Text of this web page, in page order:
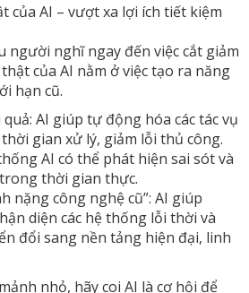
của AI – vượt xa lợi ích tiết kiệm
người nghĩ ngay đến việc cắt giảm
của AI nằm ở việc tạo ra năng
hạn cũ.
AI giúp tự động hóa các tác vụ
gian xử lý, giảm lỗi thủ công.
AI có thể phát hiện sai sót và
thời gian thực.
nặng công nghệ cũ”: AI giúp
diện các hệ thống lỗi thời và
đổi sang nền tảng hiện đại, linh
nhỏ, hãy coi AI là cơ hội để